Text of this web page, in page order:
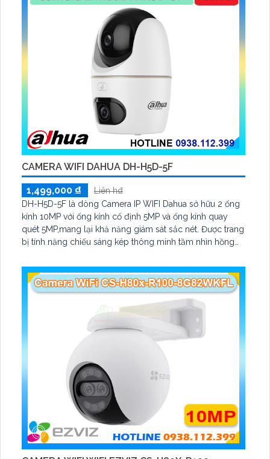
CAMERA WIFI DAHUA DH-H5D-5F
1,499,000 ₫
Liên h₫
DH-H5D-5F là dòng Camera IP WIFI Dahua sở hữu 2 ống
kính 10MP với ống kính cố định 5MP và ống kính quay
quét 5MP,mang lại khả năng giám sát sắc nét. Được trang
bị tính năng chiếu sáng kép thông minh tầm nhìn hồng
camera hỗ trợ phát hiện người, thú cưng, âm thanh bất
thường và theo dõi tự động.